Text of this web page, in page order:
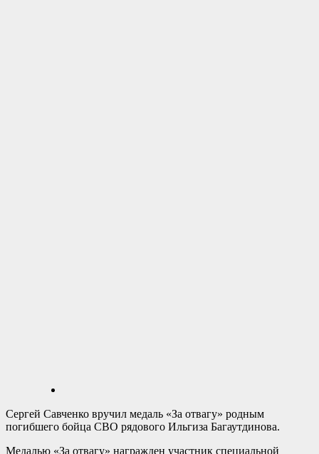
Сергей Савченко вручил медаль «За отвагу» родным
погибшего бойца СВО рядового Ильгиза Багаутдинова.
Медалью «За отвагу» награжден участник специальной